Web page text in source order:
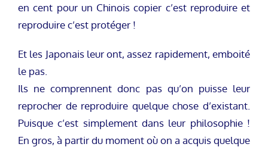
en cent pour un Chinois copier c’est reproduire et
reproduire c’est protéger !
Et les Japonais leur ont, assez rapidement, emboité
le pas.
Ils ne comprennent donc pas qu’on puisse leur
reprocher de reproduire quelque chose d’existant.
Puisque c’est simplement dans leur philosophie !
En gros, à partir du moment où on a acquis quelque